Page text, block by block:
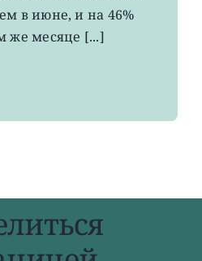
за
два
года
в июне, и на 46%
же месяце [...]